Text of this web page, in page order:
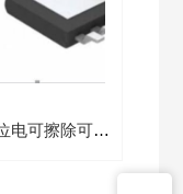
FT24C02A带2K位电可擦除可编程只读存储器